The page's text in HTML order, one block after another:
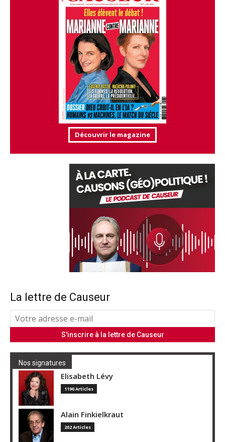
Découvrir le magazine
La lettre de Causeur
Nos signatures
Elisabeth Lévy
1190 Articles
Alain Finkielkraut
202 Articles